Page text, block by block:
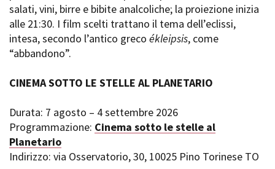
salati, vini, birre e bibite analcoliche; la proiezione inizia
alle 21:30. I film scelti trattano il tema dell’eclissi,
intesa, secondo l’antico greco ékleipsis, come
“abbandono”.
CINEMA SOTTO LE STELLE AL PLANETARIO
Durata: 7 agosto – 4 settembre 2026
Programmazione: Cinema sotto le stelle al
Planetario
Indirizzo: via Osservatorio, 30, 10025 Pino Torinese TO